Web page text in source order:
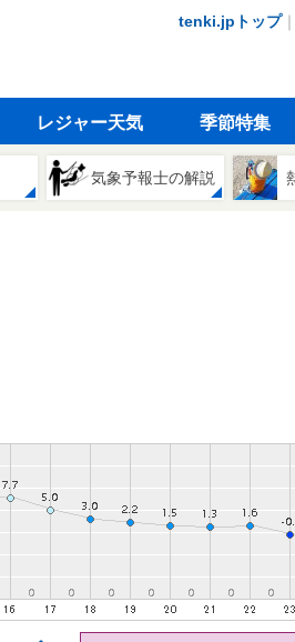
tenki.jpトップ｜
レジャー天気 季節特集
気象予報士の解説